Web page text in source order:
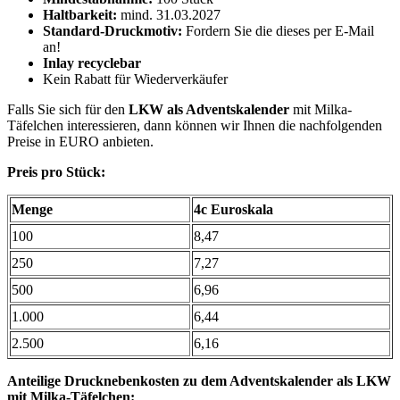
Haltbarkeit: mind. 31.03.2027
Standard-Druckmotiv: Fordern Sie die dieses per E-Mail
an!
Inlay recyclebar
Kein Rabatt für Wiederverkäufer
Falls Sie sich für den LKW als Adventskalender mit Milka-
Täfelchen interessieren, dann können wir Ihnen die nachfolgenden
Preise in EURO anbieten.
Preis pro Stück:
Menge
4c Euroskala
100
8,47
250
7,27
500
6,96
1.000
6,44
2.500
6,16
Anteilige Drucknebenkosten zu dem Adventskalender als LKW